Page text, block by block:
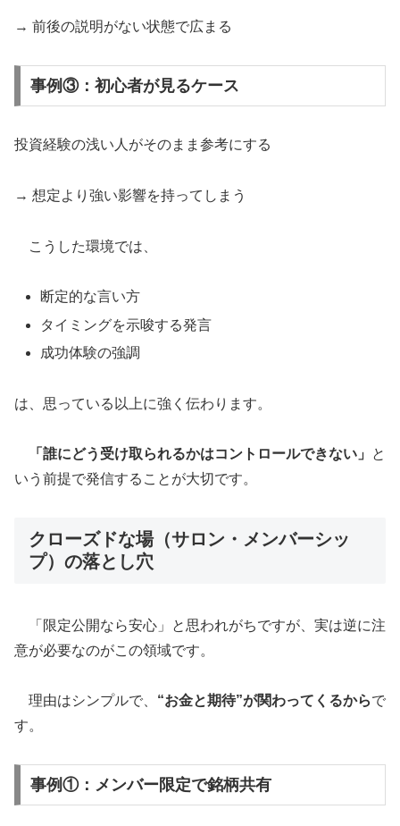
→ 前後の説明がない状態で広まる
事例③：初心者が見るケース
投資経験の浅い人がそのまま参考にする
→ 想定より強い影響を持ってしまう
こうした環境では、
断定的な言い方
タイミングを示唆する発言
成功体験の強調
は、思っている以上に強く伝わります。
「誰にどう受け取られるかはコントロールできない」
と
いう前提で発信することが大切です。
クローズドな場（サロン・メンバーシッ
プ）の落とし穴
「限定公開なら安心」と思われがちですが、実は逆に注
意が必要なのがこの領域です。
理由はシンプルで、 “お金と期待”が関わってくるからで
す。
事例①：メンバー限定で銘柄共有